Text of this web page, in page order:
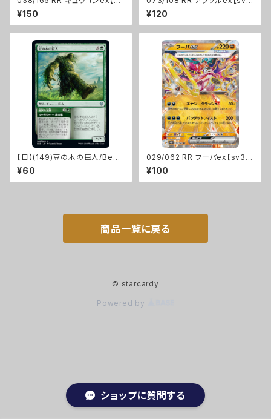
ショップに質問する
2a】Gレギュ
¥150
3】Gレギュ
¥120
【日】(149)豆の木の巨人/Bean
stalk Giant [ELD]
¥60
029/062 RR フーパex【sv3
a】Gレギュ
¥100
商品一覧に戻る
© starcardy
Powered by